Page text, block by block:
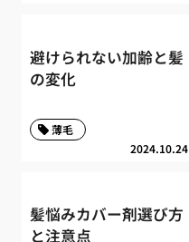
避けられない加齢と髪
の変化
2024.10.24
薄毛
髪悩みカバー剤選び方
と注意点